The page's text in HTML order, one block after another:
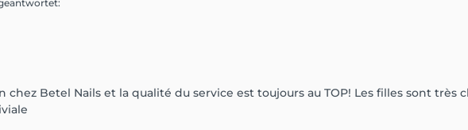
:
chez Betel Nails et la qualité du service est toujours au TOP! Les filles sont très